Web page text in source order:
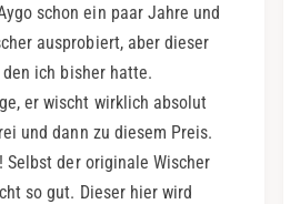
schon ein paar Jahre und
ausprobiert, aber dieser
ich bisher hatte.
er wischt wirklich absolut
und dann zu diesem Preis.
Selbst der originale Wischer
so gut. Dieser hier wird